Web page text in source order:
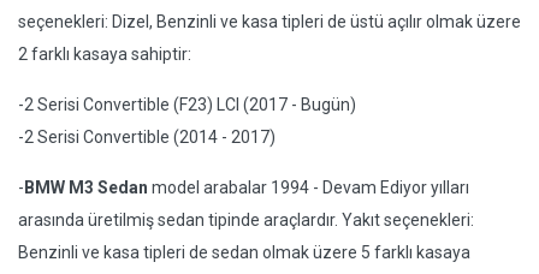
seçenekleri: Dizel, Benzinli ve kasa tipleri de üstü açılır olmak üzere
2 farklı kasaya sahiptir:
-2 Serisi Convertible (F23) LCI (2017 - Bugün)
-2 Serisi Convertible (2014 - 2017)
- BMW M3 Sedan model arabalar 1994 - Devam Ediyor yılları
arasında üretilmiş sedan tipinde araçlardır. Yakıt seçenekleri:
Benzinli ve kasa tipleri de sedan olmak üzere 5 farklı kasaya